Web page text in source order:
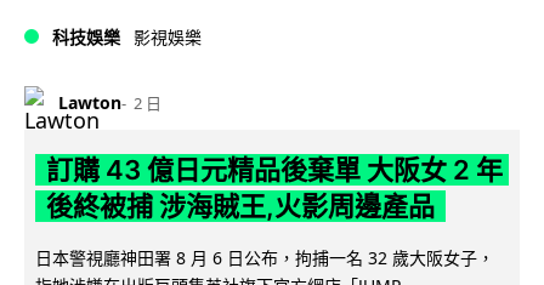
科技娛樂 影視娛樂
Lawton 2 日
訂購 43 億日元精品後棄單 大阪女 2 年
後終被捕 涉海賊王,火影周邊產品
日本警視廳神田署 8 月 6 日公布，拘捕一名 32 歲大阪女子，